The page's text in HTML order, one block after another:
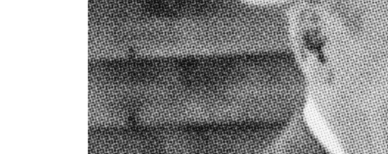
Críticas
Libros